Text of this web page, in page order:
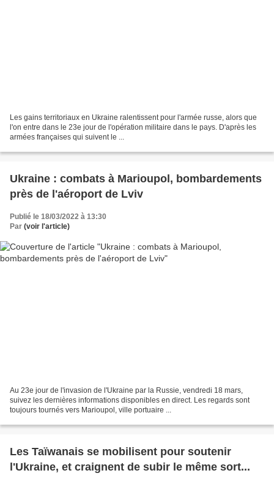
Les gains territoriaux en Ukraine ralentissent pour l'armée russe, alors que
l'on entre dans le 23e jour de l'opération militaire dans le pays. D'après les
armées françaises qui suivent le ...
Ukraine : combats à Marioupol, bombardements
près de l'aéroport de Lviv
Publié le 18/03/2022 à 13:30
Par (voir l'article)
Au 23e jour de l'invasion de l'Ukraine par la Russie, vendredi 18 mars,
suivez les dernières informations disponibles en direct. Les regards sont
toujours tournés vers Marioupol, ville portuaire ...
Les Taïwanais se mobilisent pour soutenir
l'Ukraine, et craignent de subir le même sort...